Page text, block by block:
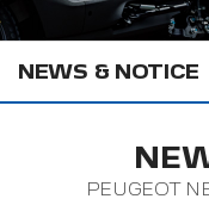
NEWS & NOTICE
PEUGEOT